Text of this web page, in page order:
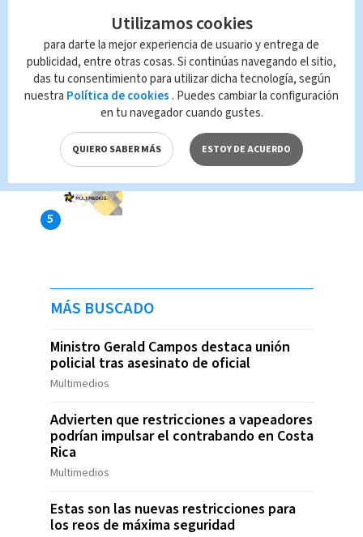
MÁS BUSCADO
Ministro Gerald Campos destaca unión
policial tras asesinato de oficial
Multimedios
Advierten que restricciones a vapeadores
podrían impulsar el contrabando en Costa
Rica
Multimedios
Estas son las nuevas restricciones para
los reos de máxima seguridad
Utilizamos cookies
para darte la mejor experiencia de usuario y entrega de
publicidad, entre otras cosas. Si continúas navegando el sitio,
das tu consentimiento para utilizar dicha tecnología, según
nuestra Política de cookies . Puedes cambiar la configuración
en tu navegador cuando gustes.
QUIERO SABER MÁS ESTOY DE ACUERDO